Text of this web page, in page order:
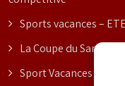
Sports vacances –
La Coupe du Samourai
Sport Vacances –